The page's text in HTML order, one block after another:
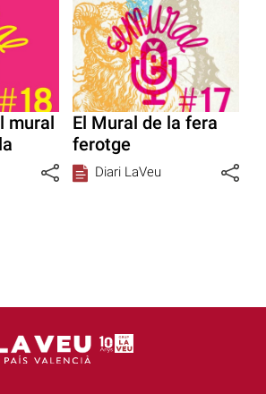
mural
El Mural de la fera
ferotge
Diari LaVeu